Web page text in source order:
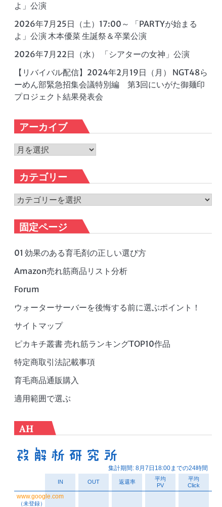
よ」公演
2026年7月25日（土）17:00～ 「PARTYが始まる
よ」公演 木本優菜 生誕祭＆卒業公演
2026年7月22日（水） 「シアターの女神」公演
【リバイバル配信】2024年2月19日（月） NGT48ら
ーめん部緊急招集会議特別編 第3回にいがた御麺印
プロジェクト結果発表会
アーカイブ
ア
カ
イ
ブ
カテゴリー
カ
ゴ
リ
ー
固定ページ
01 効果のある育毛剤の正しい選び方
Amazon売れ筋商品リスト分析
Forum
ウォーターサーバーを後悔する前に選ぶポイント！
サイトマップ
ピカキチ叢書 売れ筋ランキングTOP10作品
特定商取引法記載事項
育毛商品通販購入
適用範囲で選ぶ
AH